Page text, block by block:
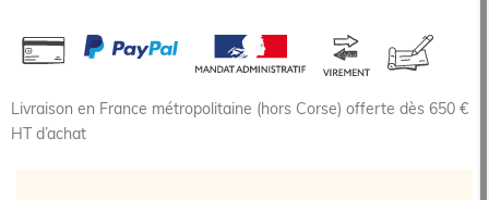
Livraison en France métropolitaine (hors Corse) offerte dès 650 €
HT d’achat